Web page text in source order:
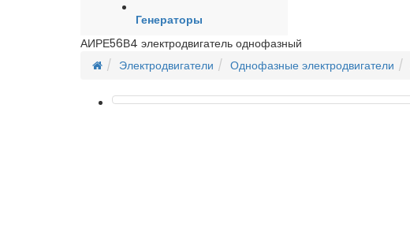
Генераторы
АИРЕ56В4 электродвигатель однофазный
Электродвигатели
Однофазные электродвигатели